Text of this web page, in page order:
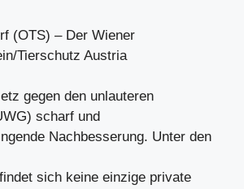
(OTS) – Der Wiener
Tierschutz Austria
gegen den unlauteren
scharf und
Nachbesserung. Unter den
sich keine einzige private